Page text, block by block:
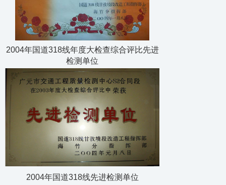
2004年国道318线年度大检查综合评比先进
检测单位
2004年国道318线先进检测单位